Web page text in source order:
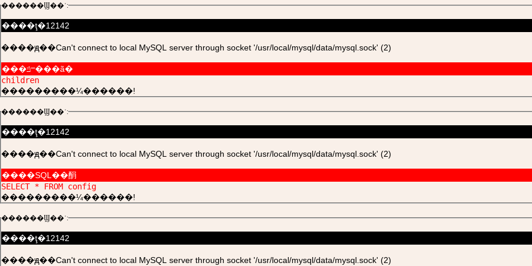
������Ϣ��ʾ:
����ţ�12142
����ԭ��Can't connect to local MySQL server through socket '/usr/local/mysql/data/mysql.sock' (2)
���ݿⲻ���ã�
children
���������¼������!
������Ϣ��ʾ:
����ţ�12142
����ԭ��Can't connect to local MySQL server through socket '/usr/local/mysql/data/mysql.sock' (2)
����SQL��䣺
SELECT * FROM config
���������¼������!
������Ϣ��ʾ:
����ţ�12142
����ԭ��Can't connect to local MySQL server through socket '/usr/local/mysql/data/mysql.sock' (2)